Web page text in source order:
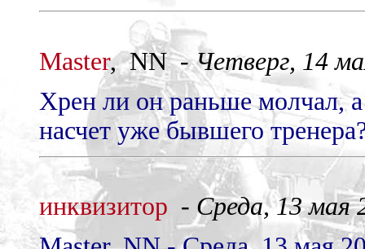
Master, NN -Четверг, 14
Хрен ли он раньше молчал,
насчет уже бывшего
инквизитор - Среда, 13 мая